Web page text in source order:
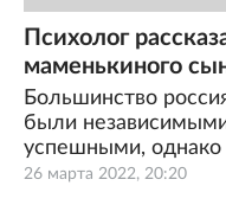
26 марта 2022, 20:20
Психолог
маменькиного
Большинство
были
успешными, однако